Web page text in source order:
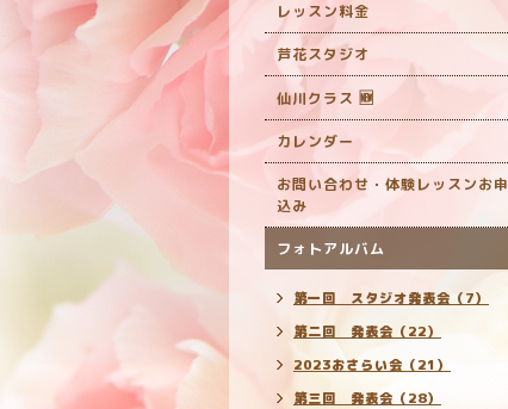
レッスン料金
芦花スタジオ
仙川クラス 🆕
カレンダー
お問い合わせ・体験レッスンお申
込み
フォトアルバム
第一回 スタジオ発表会（7）
第二回 発表会（22）
2023おさらい会（21）
第三回 発表会（28）